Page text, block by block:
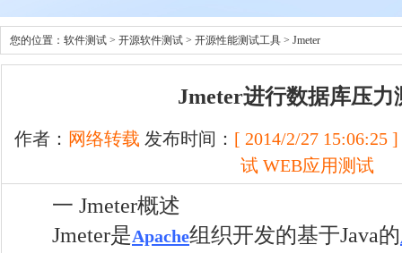
您的位置： 软件测试 > 开源软件测试 > 开源性能测试工具 > Jmeter
Jmeter进行数据库压力
作者： 网络转载 发布时间： [ 2014/2/27 15:06:25 ]
试 WEB应用测试
一 Jmeter概述
Jmeter是Apache组织开发的基于Java的